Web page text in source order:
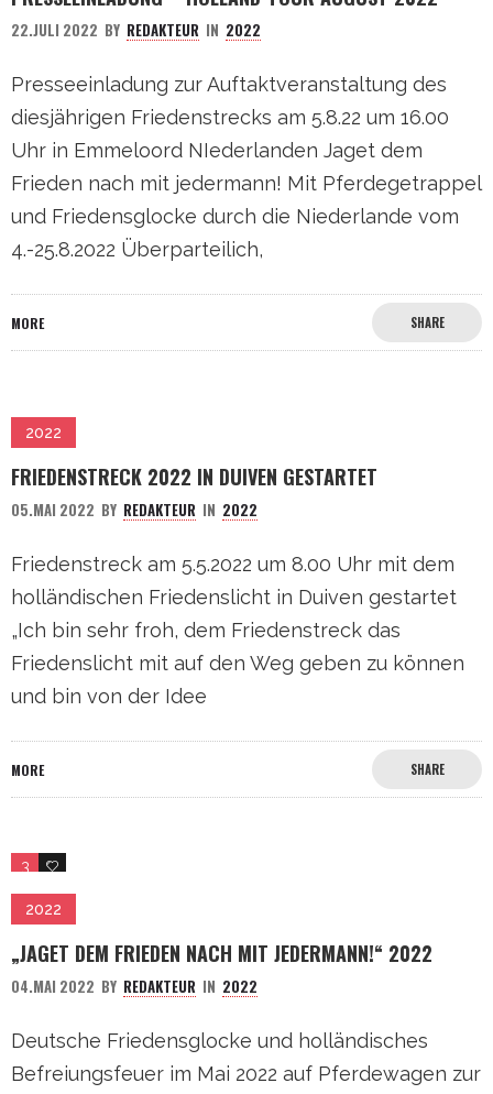
22.JULI 2022 BY REDAKTEUR IN 2022
Presseeinladung zur Auftaktveranstaltung des
diesjährigen Friedenstrecks am 5.8.22 um 16.00
Uhr in Emmeloord NIederlanden Jaget dem
Frieden nach mit jedermann! Mit Pferdegetrappel
und Friedensglocke durch die Niederlande vom
4.-25.8.2022 Überparteilich,
MORE SHARE
2022
FRIEDENSTRECK 2022 IN DUIVEN GESTARTET
05.MAI 2022 BY REDAKTEUR IN 2022
Friedenstreck am 5.5.2022 um 8.00 Uhr mit dem
holländischen Friedenslicht in Duiven gestartet
„Ich bin sehr froh, dem Friedenstreck das
Friedenslicht mit auf den Weg geben zu können
und bin von der Idee
MORE SHARE
3 0
2022
„JAGET DEM FRIEDEN NACH MIT JEDERMANN!“ 2022
04.MAI 2022 BY REDAKTEUR IN 2022
Deutsche Friedensglocke und holländisches
Befreiungsfeuer im Mai 2022 auf Pferdewagen zur